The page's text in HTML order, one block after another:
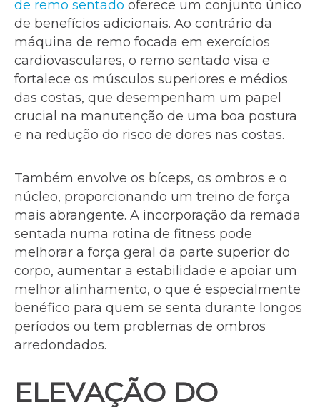
de remo sentado oferece um conjunto único
de benefícios adicionais. Ao contrário da
máquina de remo focada em exercícios
cardiovasculares, o remo sentado visa e
fortalece os músculos superiores e médios
das costas, que desempenham um papel
crucial na manutenção de uma boa postura
e na redução do risco de dores nas costas.
Também envolve os bíceps, os ombros e o
núcleo, proporcionando um treino de força
mais abrangente. A incorporação da remada
sentada numa rotina de fitness pode
melhorar a força geral da parte superior do
corpo, aumentar a estabilidade e apoiar um
melhor alinhamento, o que é especialmente
benéfico para quem se senta durante longos
períodos ou tem problemas de ombros
arredondados.
ELEVAÇÃO DO